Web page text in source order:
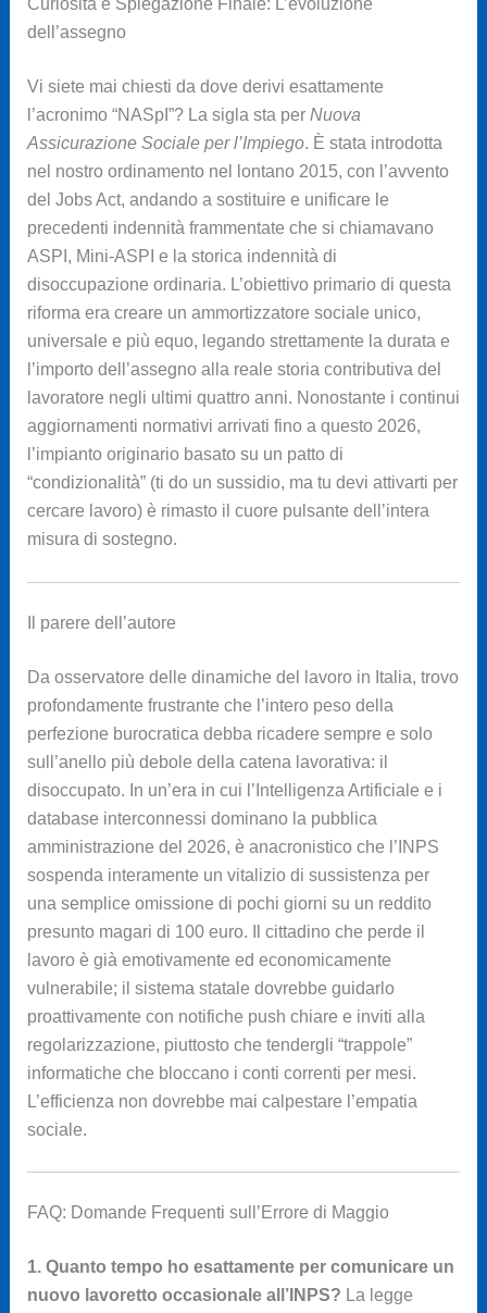
Curiosità e Spiegazione Finale: L’evoluzione
dell’assegno
Vi siete mai chiesti da dove derivi esattamente
l’acronimo “NASpI”? La sigla sta per Nuova
Assicurazione Sociale per l’Impiego. È stata introdotta
nel nostro ordinamento nel lontano 2015, con l’avvento
del Jobs Act, andando a sostituire e unificare le
precedenti indennità frammentate che si chiamavano
ASPI, Mini-ASPI e la storica indennità di
disoccupazione ordinaria. L’obiettivo primario di questa
riforma era creare un ammortizzatore sociale unico,
universale e più equo, legando strettamente la durata e
l’importo dell’assegno alla reale storia contributiva del
lavoratore negli ultimi quattro anni. Nonostante i continui
aggiornamenti normativi arrivati fino a questo 2026,
l’impianto originario basato su un patto di
“condizionalità” (ti do un sussidio, ma tu devi attivarti per
cercare lavoro) è rimasto il cuore pulsante dell’intera
misura di sostegno.
Il parere dell’autore
Da osservatore delle dinamiche del lavoro in Italia, trovo
profondamente frustrante che l’intero peso della
perfezione burocratica debba ricadere sempre e solo
sull’anello più debole della catena lavorativa: il
disoccupato. In un’era in cui l’Intelligenza Artificiale e i
database interconnessi dominano la pubblica
amministrazione del 2026, è anacronistico che l’INPS
sospenda interamente un vitalizio di sussistenza per
una semplice omissione di pochi giorni su un reddito
presunto magari di 100 euro. Il cittadino che perde il
lavoro è già emotivamente ed economicamente
vulnerabile; il sistema statale dovrebbe guidarlo
proattivamente con notifiche push chiare e inviti alla
regolarizzazione, piuttosto che tendergli “trappole”
informatiche che bloccano i conti correnti per mesi.
L’efficienza non dovrebbe mai calpestare l’empatia
sociale.
FAQ: Domande Frequenti sull’Errore di Maggio
1. Quanto tempo ho esattamente per comunicare un
nuovo lavoretto occasionale all’INPS? La legge